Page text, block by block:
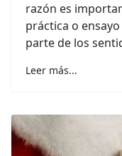
razón es
práctica o
parte de los
Leer más...